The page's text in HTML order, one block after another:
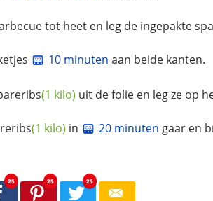
tot heet en leg de ingepakte
10 minuten aan beide kanten.
(1 kilo) uit de folie en leg ze op
(1 kilo) in 20 minuten gaar en
25 25 25